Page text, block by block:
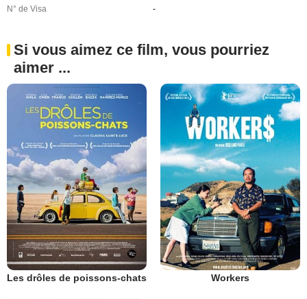
N° de Visa
-
Si vous aimez ce film, vous pourriez
aimer ...
Les drôles de poissons-chats Workers